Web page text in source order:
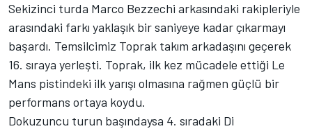
Sekizinci turda Marco Bezzechi arkasındaki rakipleriyle
arasındaki farkı yaklaşık bir saniyeye kadar çıkarmayı
başardı. Temsilcimiz Toprak takım arkadaşını geçerek
16. sıraya yerleşti. Toprak, ilk kez mücadele ettiği Le
Mans pistindeki ilk yarışı olmasına rağmen güçlü bir
performans ortaya koydu.
Dokuzuncu turun başındaysa 4. sıradaki Di